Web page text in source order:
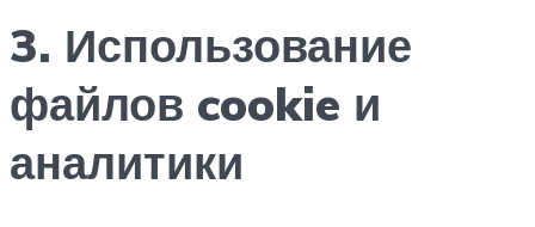
3. Использование
файлов cookie и
аналитики